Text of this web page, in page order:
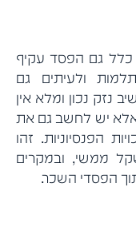
גם הפסד עקיף
ולעיתים גם
נזק נכון ומלא אין
יש לחשב גם את
הפנסיוניות. זהו
ממשי, ובמקרים
הפסדי השכר.